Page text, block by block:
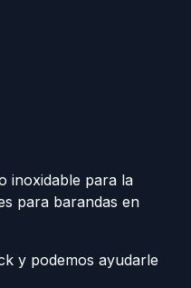
inoxidable para la
para barandas en
y podemos ayudarle